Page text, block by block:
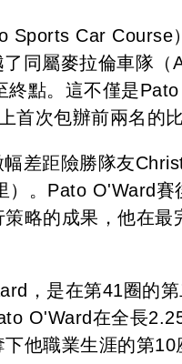
Sports Car Course
同屬麥拉倫車隊
點。這不僅是
首次包辦前兩名的比
差距險勝隊友
。Pato O'Ward賽
略的成果，他在
，是在第41圈的
O'Ward在全長
他職業生涯的第10